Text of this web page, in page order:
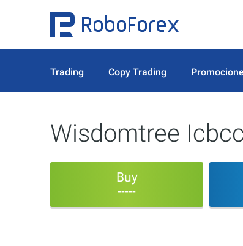
Trading Copy Trading
Wisdomtree
Buy
-----